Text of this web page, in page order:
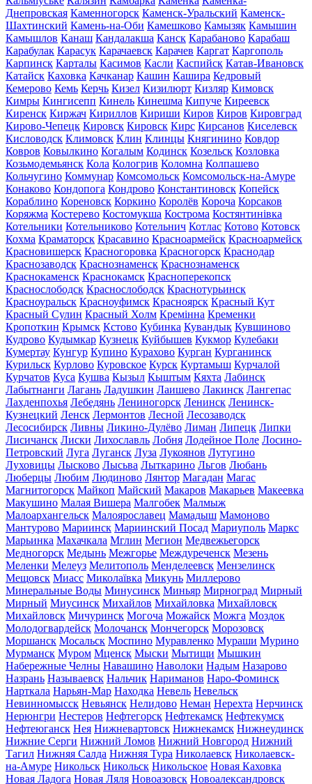
Днепровская Каменногорск Каменск-Уральский Каменск-
Шахтинский Камень-на-Оби Камешково Камызяк Камышин
Камышлов Канаш Кандалакша Канск Карабаново Карабаш
Карабулак Карасук Карачаевск Карачев Каргат Каргополь
Карпинск Карталы Касимов Касли Каспийск Катав-Ивановск
Катайск Каховка Качканар Кашин Кашира Кедровый
Кемерово Кемь Керчь Кизел Кизилюрт Кизляр Кимовск
Кимры Кингисепп Кинель Кинешма Кипуче Киреевск
Киренск Киржач Кириллов Кириши Киров Киров Кировград
Кирово-Чепецк Кировск Кировск Кирс Кирсанов Киселевск
Кисловодск Климовск Клин Клинцы Княгинино Ковдор
Ковров Ковылкино Когалым Кодинск Козельск Козловка
Козьмодемьянск Кола Кологрив Коломна Колпашево
Кольчугино Коммунар Комсомольск Комсомольск-на-Амуре
Конаково Кондопога Кондрово Константиновск Копейск
Кораблино Кореновск Коркино Королёв Короча Корсаков
Коряжма Костерево Костомукша Кострома Костянтинівка
Котельники Котельниково Котельнич Котлас Котово Котовск
Кохма Краматорск Красавино Красноармейск Красноармейск
Красновишерск Красногоровка Красногорск Краснодар
Краснозаводск Краснознаменск Краснознаменск
Краснокаменск Краснокамск Красноперекопск
Краснослободск Краснослободск Краснотурьинск
Красноуральск Красноуфимск Красноярск Красный Кут
Красный Сулин Красный Холм Кремінна Кременки
Кропоткин Крымск Кстово Кубинка Кувандык Кувшиново
Кудрово Кудымкар Кузнецк Куйбышев Кукмор Кулебаки
Кумертау Кунгур Купино Курахово Курган Курганинск
Курильск Курлово Куровское Курск Куртамыш Курчалой
Курчатов Куса Кушва Кызыл Кыштым Кяхта Лабинск
Лабытнанги Лагань Ладушкин Лаишево Лакинск Лангепас
Лахденпохья Лебедянь Лениногорск Ленинск Ленинск-
Кузнецкий Ленск Лермонтов Лесной Лесозаводск
Лесосибирск Ливны Ликино-Дулёво Лиман Липецк Липки
Лисичанск Лиски Лихославль Лобня Лодейное Поле Лосино-
Петровский Луга Луганск Луза Лукоянов Лутугино
Луховицы Лысково Лысьва Лыткарино Льгов Любань
Люберцы Любим Людиново Лянтор Магадан Магас
Магнитогорск Майкоп Майский Макаров Макарьев Макеевка
Макушино Малая Вишера Малгобек Малмыж
Малоархангельск Малоярославец Мамадыш Мамоново
Мантурово Мариинск Мариинский Посад Мариуполь Маркс
Марьинка Махачкала Мглин Мегион Медвежьегорск
Медногорск Медынь Межгорье Междуреченск Мезень
Меленки Мелеуз Мелитополь Менделеевск Мензелинск
Мещовск Миасс Миколаївка Микунь Миллерово
Минеральные Воды Минусинск Миньяр Мирноград Мирный
Мирный Миусинск Михайлов Михайловка Михайловск
Михайловск Мичуринск Могоча Можайск Можга Моздок
Молодогвардейск Молочанск Мончегорск Морозовск
Моршанск Мосальск Моспино Муравленко Мураши Мурино
Мурманск Муром Мценск Мыски Мытищи Мышкин
Набережные Челны Навашино Наволоки Надым Назарово
Назрань Называевск Нальчик Нариманов Наро-Фоминск
Нарткала Нарьян-Мар Находка Невель Невельск
Невинномысск Невьянск Нелидово Неман Нерехта Нерчинск
Нерюнгри Нестеров Нефтегорск Нефтекамск Нефтекумск
Нефтеюганск Нея Нижневартовск Нижнекамск Нижнеудинск
Нижние Серги Нижний Ломов Нижний Новгород Нижний
Тагил Нижняя Салда Нижняя Тура Николаевск Николаевск-
на-Амуре Никольск Никольск Никольское Новая Каховка
Новая Ладога Новая Ляля Новоазовск Новоалександровск